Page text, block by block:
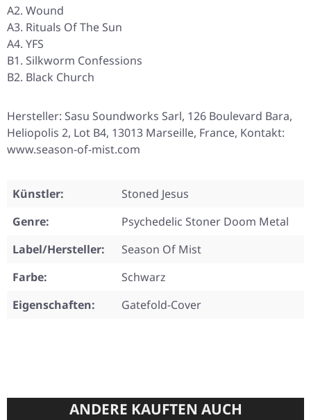
A2. Wound
A3. Rituals Of The Sun
A4. YFS
B1. Silkworm Confessions
B2. Black Church
Hersteller: Sasu Soundworks Sarl, 126 Boulevard Bara,
Heliopolis 2, Lot B4, 13013 Marseille, France, Kontakt:
www.season-of-mist.com
Künstler:
Stoned Jesus
Genre:
Psychedelic Stoner Doom Metal
Label/Hersteller:
Season Of Mist
Farbe:
Schwarz
Eigenschaften:
Gatefold-Cover
ANDERE KAUFTEN AUCH